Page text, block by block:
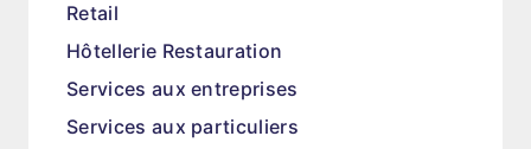
Retail
Hôtellerie Restauration
Services aux entreprises
Services aux particuliers